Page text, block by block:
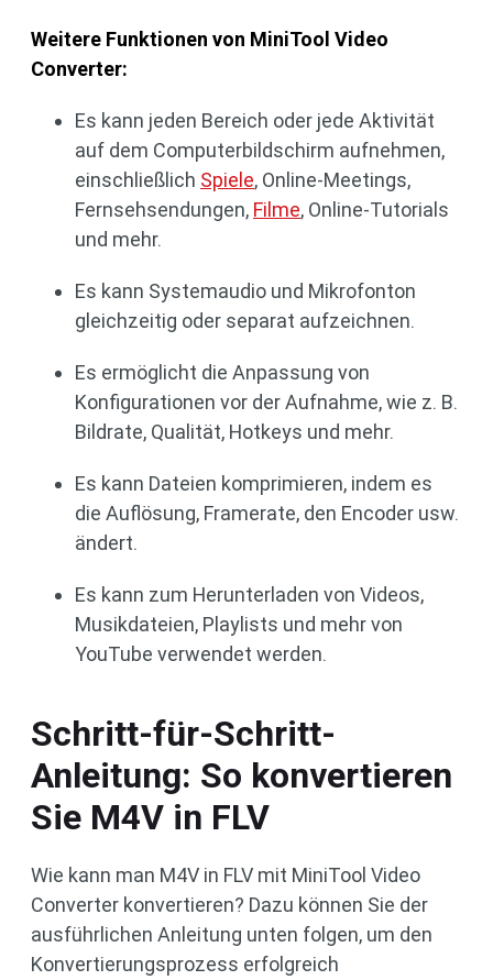
Weitere Funktionen von MiniTool Video
Converter:
Es kann jeden Bereich oder jede Aktivität
auf dem Computerbildschirm aufnehmen,
einschließlich Spiele, Online-Meetings,
Fernsehsendungen, Filme, Online-Tutorials
und mehr.
Es kann Systemaudio und Mikrofonton
gleichzeitig oder separat aufzeichnen.
Es ermöglicht die Anpassung von
Konfigurationen vor der Aufnahme, wie z. B.
Bildrate, Qualität, Hotkeys und mehr.
Es kann Dateien komprimieren, indem es
die Auflösung, Framerate, den Encoder usw.
ändert.
Es kann zum Herunterladen von Videos,
Musikdateien, Playlists und mehr von
YouTube verwendet werden.
Schritt-für-Schritt-
Anleitung: So konvertieren
Sie M4V in FLV
Wie kann man M4V in FLV mit MiniTool Video
Converter konvertieren? Dazu können Sie der
ausführlichen Anleitung unten folgen, um den
Konvertierungsprozess erfolgreich